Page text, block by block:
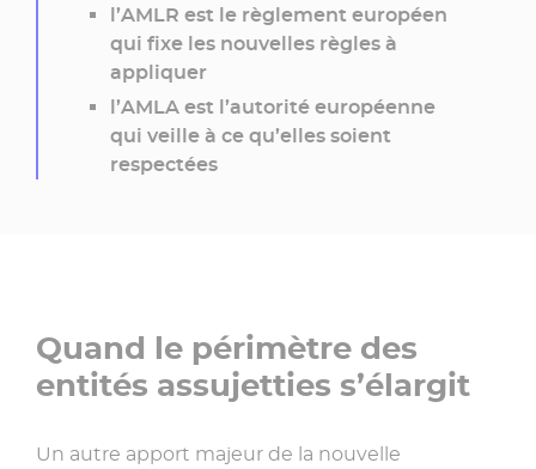
l’AMLR est le règlement européen
qui fixe les nouvelles règles à
appliquer
l’AMLA est l’autorité européenne
qui veille à ce qu’elles soient
respectées
Quand le périmètre des
entités assujetties s’élargit
Un autre apport majeur de la nouvelle